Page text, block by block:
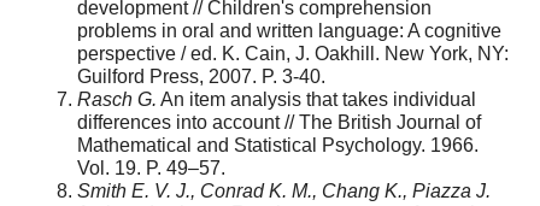
development // Children's comprehension
problems in oral and written language: A cognitive
perspective / ed. K. Cain, J. Oakhill. New York, NY:
Guilford Press, 2007. P. 3-40.
Rasch G. An item analysis that takes individual
differences into account // The British Journal of
Mathematical and Statistical Psychology. 1966.
Vol. 19. P. 49–57.
Smith E. V. J., Conrad K. M., Chang K., Piazza J.